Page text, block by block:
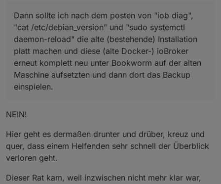
konnte. Und auch hatte ich das ble auf dem neuem
system deinstalliert vor der backupeinspielung, mit
selbem ergebnis - also das sich das ble nicht mehr
installieren ließ.
angeboten wurden.
Dann sollte ich nach dem posten von "iob diag", "cat
/etc/debian_version" und "sudo systemctl daemon-
reload"die alte (bestehende) Installation platt machen
und diese (alte Docker-) ioBroker erneut komplett neu
unter Bookworm aufder alten Maschine aufsetzten
und dann dort das Backup einspielen.
Bookworm Installation auf der neuen Maschine habe
und eh darauf umziehen möchte.
Oder ist die Vermutung das meine neue Maschine
nicht für ioBroker geeignet ist, obwohl die frische
Installation dort funktionierte?
Dann sollte ich nach dem posten von "iob diag",
"cat /etc/debian_version" und "sudo systemctl
daemon-reload" die alte (bestehende) Installation
platt machen und diese (alte Docker-) ioBroker
erneut komplett neu unter Bookworm auf der alten
Maschine aufsetzten und dann dort das Backup
einspielen.
NEIN!
Hier geht es dermaßen drunter und drüber, kreuz und
quer, dass einem Helfenden sehr schnell der Überblick
verloren geht.
Dieser Rat kam, weil inzwischen nicht mehr klar war,